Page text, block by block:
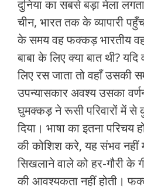
दुनिया का सबसे बड़ा मेला
चीन, भारत तक के व्‍यापारी
के समय वह फक्‍कड़ भारतीय
बाबा के लिए क्या बात थी?
लिए रस जाता तो वहाँ उसकी
उपन्‍यासकार अवश्य उसका
घुमक्कड़ ने रूसी परिवारों में से
दिया। भाषा का इतना परिचय
की कोशिश करे, यह संभव नहीं
सिखलाने वाले को हर-गौरी के
की आवश्‍यकता नहीं होती।